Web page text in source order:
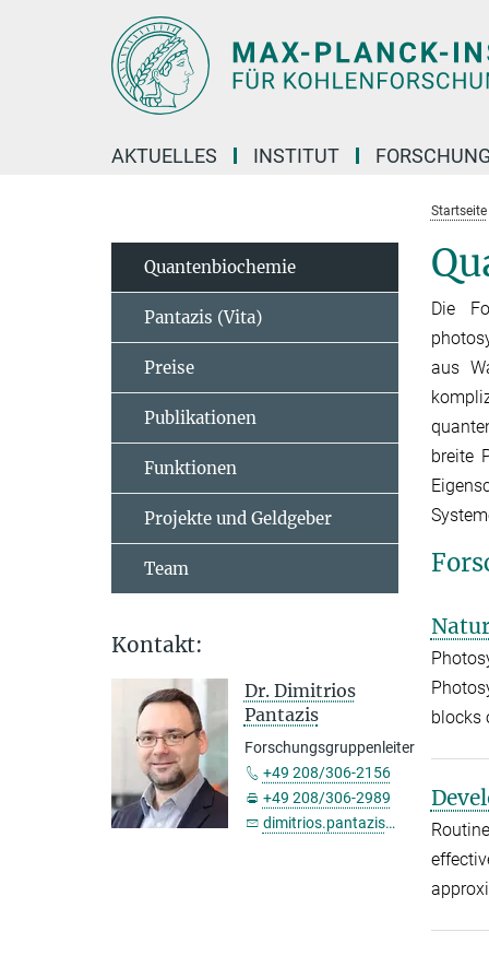
AKTUELLES INSTITUT
Startseite
Die
aus
breite
blocks
Quantenbiochemie
Pantazis (Vita)
Preise
Publikationen
Funktionen
Projekte und Geldgeber
Team
Kontakt:
Dr. Dimitrios
Pantazis
Forschungsgruppenleiter
+49 208/306-2156
+49 208/306-2989
dimitrios.pantazis@...